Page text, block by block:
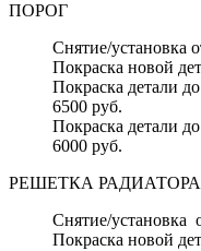
ПОРОГ
Снятие/установка
Покраска новой
Покраска детали
6500 руб.
Покраска детали
6000 руб.
РЕШЕТКА РАДИАТОРА
Снятие/установка
Покраска новой